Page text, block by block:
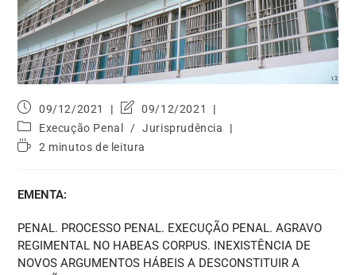
09/12/2021
09/12/2021
Execução Penal
/ Jurisprudência
2 minutos de leitura
EMENTA:
PENAL. PROCESSO PENAL. EXECUÇÃO PENAL. AGRAVO
REGIMENTAL NO HABEAS CORPUS. INEXISTÊNCIA DE
NOVOS ARGUMENTOS HÁBEIS A DESCONSTITUIR A